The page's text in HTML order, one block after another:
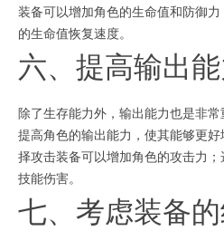
装备可以增加角色的生命值和防御
的生命值恢复速度。
六、提高输出
除了生存能力外，输出能力也是非
提高角色的输出能力，使其能够更
择攻击装备可以增加角色的攻击力
技能伤害。
七、考虑装备